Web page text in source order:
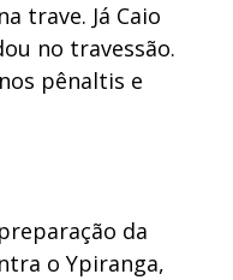
trave. Já Caio
no travessão.
pênaltis e
da
o Ypiranga,